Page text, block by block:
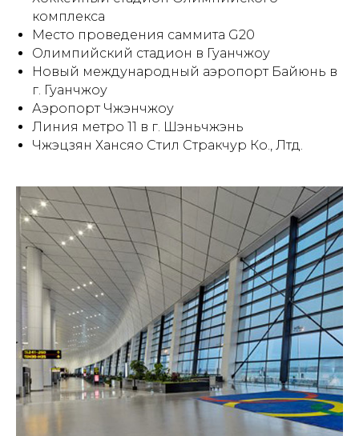
комплекса
Место проведения саммита G20
Олимпийский стадион в Гуанчжоу
Новый международный аэропорт Байюнь в
г. Гуанчжоу
Аэропорт Чжэнчжоу
Линия метро 11 в г. Шэньчжэнь
Чжэцзян Хансяо Стил Стракчур Ко., Лтд.